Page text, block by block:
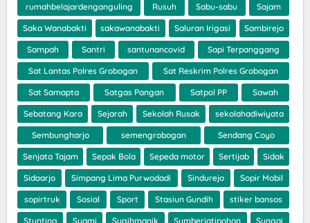
rumahbelajardenganguling Rusuh Sabu-sabu Sajam
Saka Wanabakti sakawanabakti Saluran Irigasi Sambirejo
Sampah Santri santunancovid Sapi Terpanggang
Sat Lantas Polres Grobogan Sat Reskrim Polres Grobogan
Sat Samapta Satgas Pangan Satpol PP Sawah
Sebatang Kara Sejarah Sekolah Rusak sekolahadiwiyata
Sembungharjo semengrobogan Sendang Coyo
Senjata Tajam Sepak Bola Sepeda motor Sertijab Sidak
Sidoarjo Simpang Lima Purwodadi Sindurejo Sopir Mobil
sopirtruk Sosial Sport Stasiun Gundih stiker bansos
Stunting Suami Sugihmanik Sumberjatipohon Sungai